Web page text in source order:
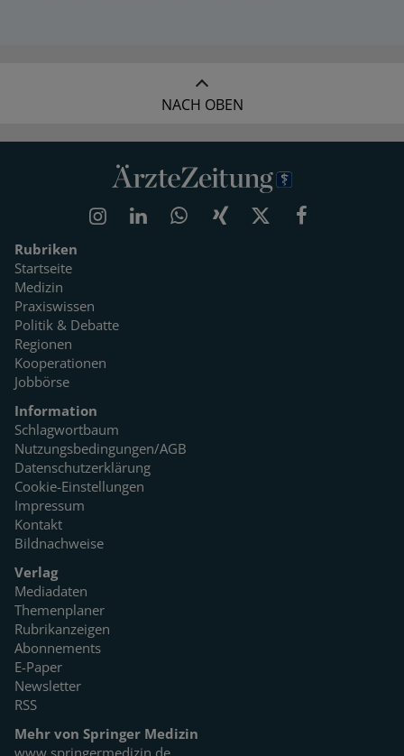
NACH OBEN
Rubriken
Startseite
Medizin
Praxiswissen
Politik & Debatte
Regionen
Kooperationen
Jobbörse
Information
Schlagwortbaum
Nutzungsbedingungen/AGB
Datenschutzerklärung
Cookie-Einstellungen
Impressum
Kontakt
Bildnachweise
Verlag
Mediadaten
Themenplaner
Rubrikanzeigen
Abonnements
E-Paper
Newsletter
RSS
Mehr von Springer Medizin
www.springermedizin.de